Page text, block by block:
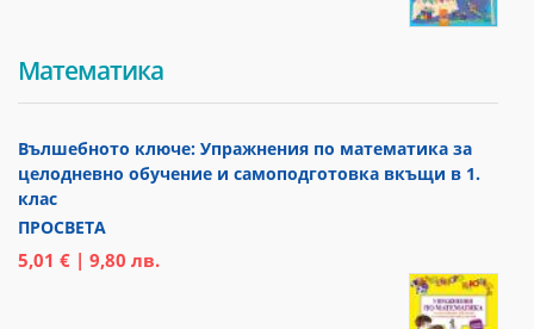
Математика
Вълшебното ключе: Упражнения по математика за
целодневно обучение и самоподготовка вкъщи в 1.
клас
ПРОСВЕТА
5,01 € | 9,80 лв.